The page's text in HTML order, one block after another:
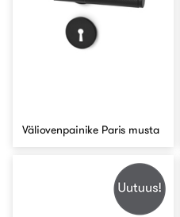
Väliovenpainike Paris musta